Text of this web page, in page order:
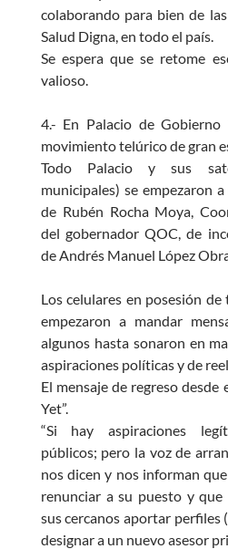
colaborando para bien de
Salud Digna, en todo el país.
Se espera que se retome
valioso.
4.- En Palacio de
movimiento telúrico de gran
Todo Palacio y sus
municipales) se empezaron
de Rubén Rocha Moya,
del gobernador QOC, de
de Andrés Manuel López
Los celulares en posesión
empezaron a mandar
algunos hasta sonaron en
aspiraciones políticas y de
El mensaje de regreso
Yet”.
“Si hay aspiraciones
públicos; pero la voz de
nos dicen y nos informan
renunciar a su puesto y
sus cercanos aportar perfiles
designar a un nuevo asesor